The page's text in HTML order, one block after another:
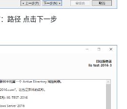
路径 点击下一步